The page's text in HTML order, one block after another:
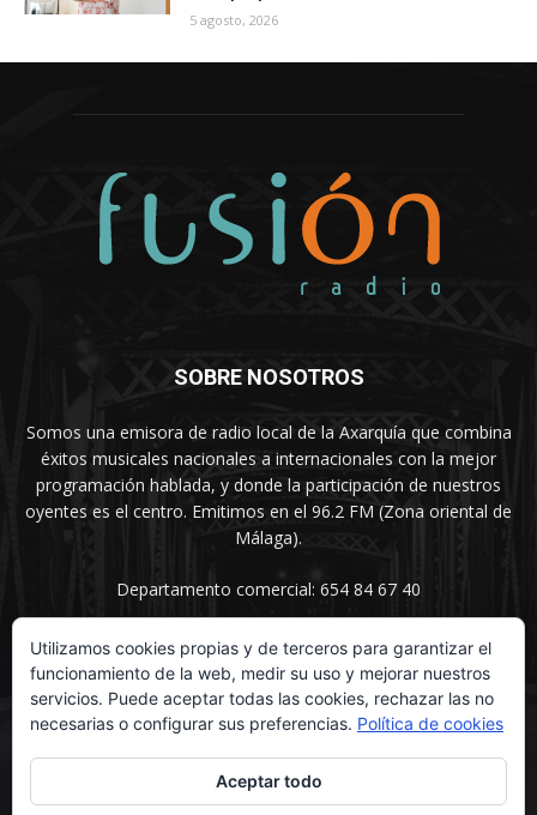
5 agosto, 2026
SOBRE NOSOTROS
Somos una emisora de radio local de la Axarquía que combina
éxitos musicales nacionales a internacionales con la mejor
programación hablada, y donde la participación de nuestros
oyentes es el centro. Emitimos en el 96.2 FM (Zona oriental de
Málaga).
Departamento comercial: 654 84 67 40
SÍGUENOS
Utilizamos cookies propias y de terceros para garantizar el
funcionamiento de la web, medir su uso y mejorar nuestros
servicios. Puede aceptar todas las cookies, rechazar las no
necesarias o configurar sus preferencias. Política de cookies
Aceptar todo